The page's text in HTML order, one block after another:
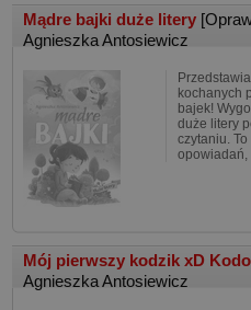
Mądre bajki duże litery
Agnieszka Antosiewicz
kochanych
bajek!
duże litery
czytaniu.
opowiadań,
Mój pierwszy kodzik xD
Agnieszka Antosiewicz